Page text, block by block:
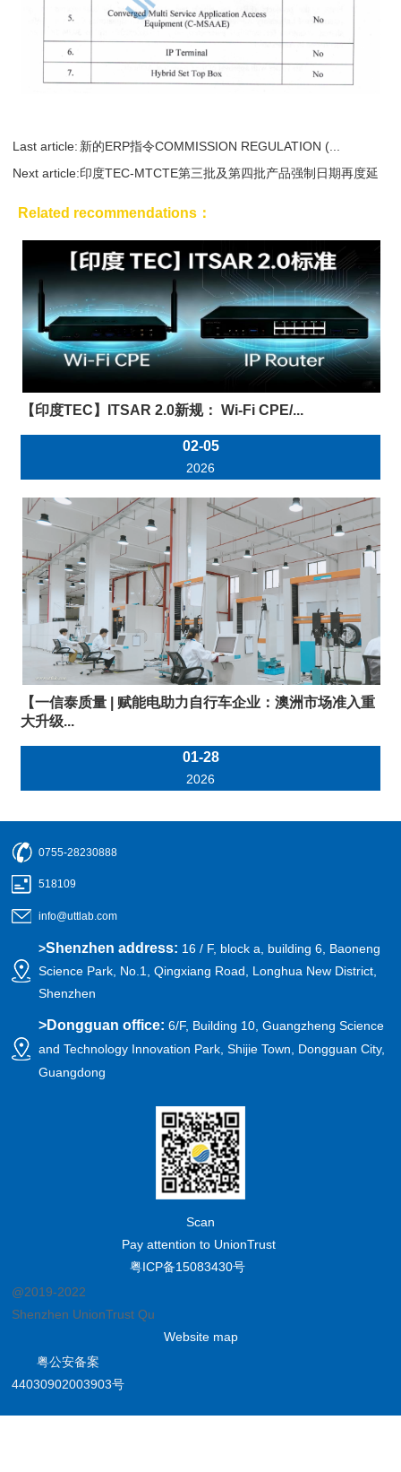
Last article: 新的ERP指令COMMISSION REGULATION (...
Next article:印度TEC-MTCTE第三批及第四批产品强制日期再度延
Related recommendations：
【印度TEC】ITSAR 2.0新规： Wi-Fi CPE/...
02-05
2026
【一信泰质量 | 赋能电助力自行车企业：澳洲市场准入重
大升级...
01-28
2026
0755-28230888
518109
info@uttlab.com
>Shenzhen address: 16 / F, block a, building 6, Baoneng
Science Park, No.1, Qingxiang Road, Longhua New District,
Shenzhen
>Dongguan office:6/F, Building 10, Guangzheng Science
and Technology Innovation Park, Shijie Town, Dongguan City,
Guangdong
Scan
Pay attention to UnionTrust
粤ICP备15083430号
@2019-2022
Shenzhen UnionTrust Quality and Technology Co., Ltd.
Website map
粤公安备案
44030902003903号